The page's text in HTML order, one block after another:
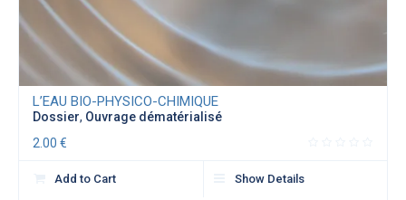
L’EAU BIO-PHYSICO-CHIMIQUE
Dossier, Ouvrage dématérialisé
2.00€
Add to Cart Show Details